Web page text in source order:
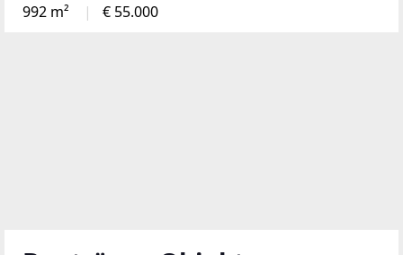
992 m²
€ 55.000